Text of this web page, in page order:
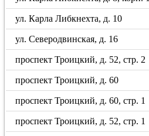
ул. Карла Либкнехта, д. 10
ул. Северодвинская, д. 16
проспект Троицкий, д. 52, стр. 2
проспект Троицкий, д. 60
проспект Троицкий, д. 60, стр. 1
проспект Троицкий, д. 52, стр. 1